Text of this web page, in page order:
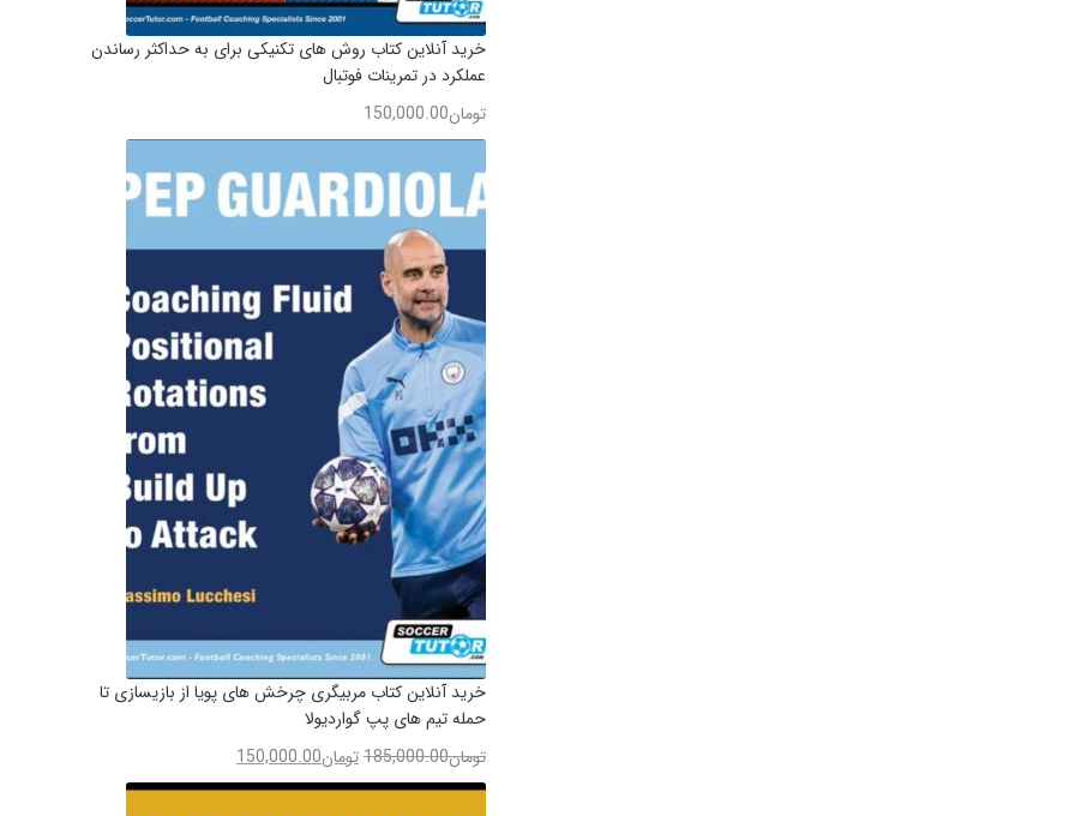
خرید آنلاین کتاب روش های تکنیکی برای به حداکثر رساندن
عملکرد در تمرینات فوتبال
تومان150,000.00
خرید آنلاین کتاب مربیگری چرخش های پویا از بازیسازی تا
حمله تیم های پپ گواردیولا
تومان185,000.00تومان150,000.00